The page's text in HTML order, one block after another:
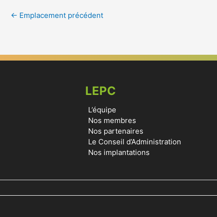
← Emplacement précédent
LEPC
L’équipe
Nos membres
Nos partenaires
Le Conseil d’Administration
Nos implantations